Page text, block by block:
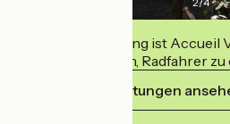
Diese Einrichtung ist Accueil
verpflichtet sich, Radfahrer
Ihre Verpflichtungen